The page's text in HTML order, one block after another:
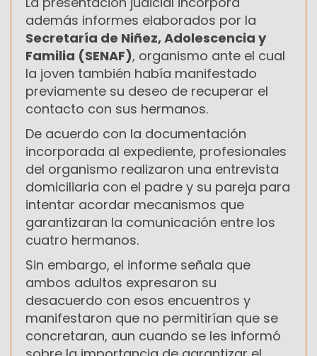
además informes elaborados por la
Secretaría de Niñez, Adolescencia y
Familia (SENAF), organismo ante el cual
la joven también había manifestado
previamente su deseo de recuperar el
contacto con sus hermanos.
De acuerdo con la documentación
incorporada al expediente, profesionales
del organismo realizaron una entrevista
domiciliaria con el padre y su pareja para
intentar acordar mecanismos que
garantizaran la comunicación entre los
cuatro hermanos.
Sin embargo, el informe señala que
ambos adultos expresaron su
desacuerdo con esos encuentros y
manifestaron que no permitirían que se
concretaran, aun cuando se les informó